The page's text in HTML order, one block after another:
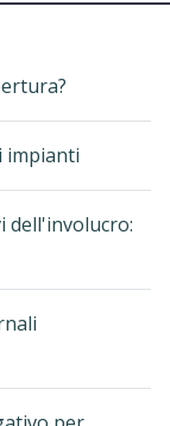
impianti
dell'involucro: